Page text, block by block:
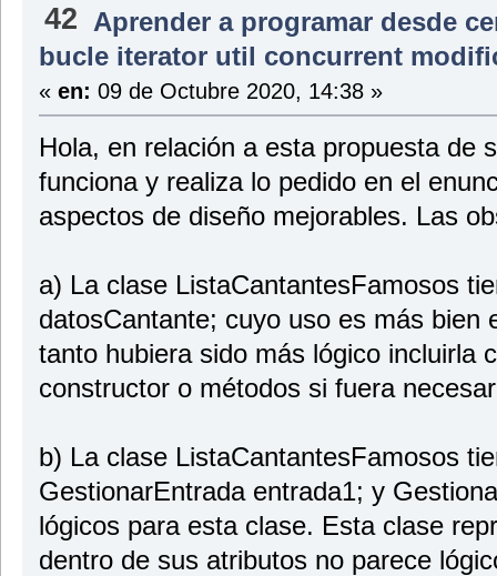
42 Aprender a programar desde
bucle iterator util concurrent
« en: 09 de Octubre 2020, 14:38 »
Hola, en relación a esta propuesta de
funciona y realiza lo pedido en el
aspectos de diseño mejorables. Las
a) La clase ListaCantantesFamosos
datosCantante; cuyo uso es más bien
tanto hubiera sido más lógico incluirla
constructor o métodos si fuera
b) La clase ListaCantantesFamosos
GestionarEntrada entrada1; y
lógicos para esta clase. Esta clase
dentro de sus atributos no parece